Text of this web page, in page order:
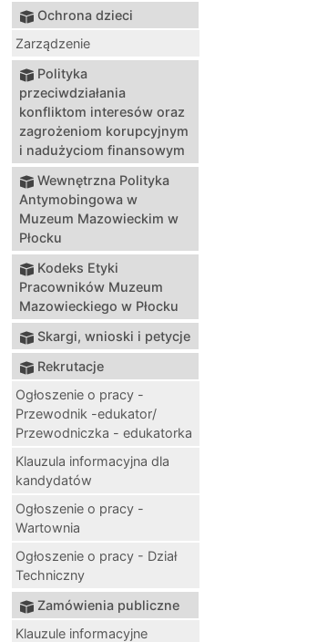
Ochrona dzieci
Zarządzenie
Polityka
przeciwdziałania
konfliktom interesów oraz
zagrożeniom korupcyjnym
i nadużyciom finansowym
Wewnętrzna Polityka
Antymobingowa w
Muzeum Mazowieckim w
Płocku
Kodeks Etyki
Pracowników Muzeum
Mazowieckiego w Płocku
Skargi, wnioski i petycje
Rekrutacje
Ogłoszenie o pracy -
Przewodnik -edukator/
Przewodniczka - edukatorka
Klauzula informacyjna dla
kandydatów
Ogłoszenie o pracy -
Wartownia
Ogłoszenie o pracy - Dział
Techniczny
Zamówienia publiczne
Klauzule informacyjne